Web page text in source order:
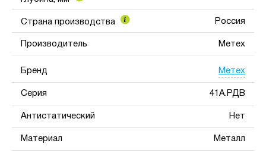
Страна производства Россия
Производитель Метех
Бренд Метех
Серия 41А.РДВ
Антистатический Нет
Материал Металл